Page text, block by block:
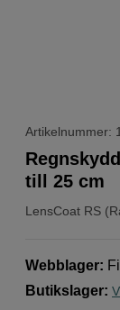
Artikelnummer:
LensCoat RS
till 25 cm
Webblager:
Butikslager: